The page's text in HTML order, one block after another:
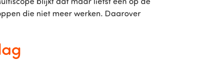
die niet meer werken. Daarover